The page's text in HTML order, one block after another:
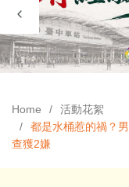
Home
活動花絮
都是水桶惹的禍？
查獲2嫌